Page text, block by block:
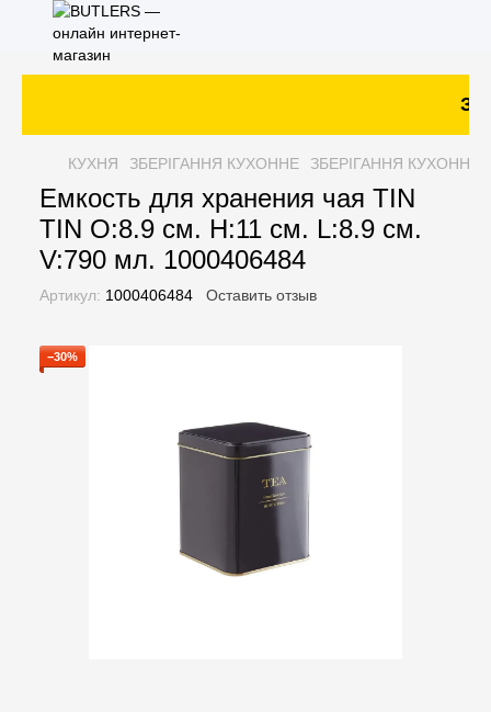
КУХНЯ ЗБЕРІГАННЯ КУХОННЕ ЗБЕРІГАННЯ КУХОННЕ
Емкость для хранения чая TIN
TIN O:8.9 см. H:11 см. L:8.9 см.
V:790 мл. 1000406484
Артикул: 1000406484 Оставить отзыв
−30%